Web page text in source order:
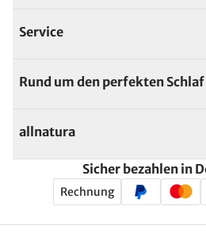
Service
Rund um den perfekten Schlaf
allnatura
Sicher bezahlen in
Rechnung